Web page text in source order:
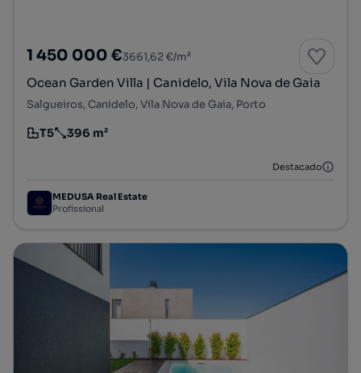
1 450 000 €3661,62 €/m²
Ocean Garden Villa | Canidelo, Vila Nova de Gaia
Salgueiros, Canidelo, Vila Nova de Gaia, Porto
Tipologia
T5
Preço por metro quadrado
396 m²
Destacado
MEDUSA Real Estate
Profissional